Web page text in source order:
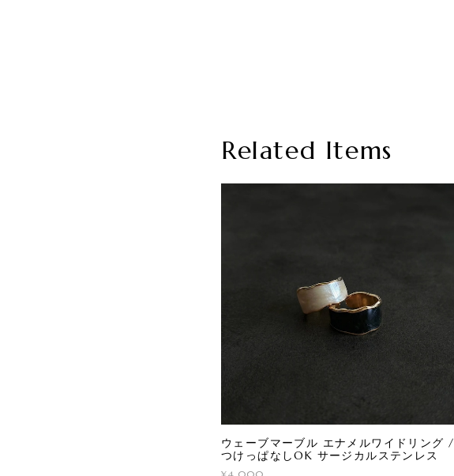
Related Items
ウェーブマーブル エナメルワイドリング /
つけっぱなしOK サージカルステンレス